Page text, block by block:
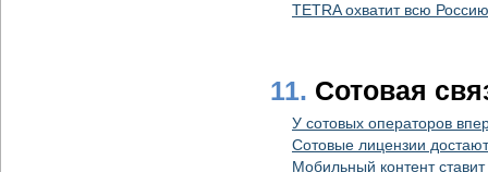
TETRA охватит всю
11. Сотовая
У сотовых операторов
Сотовые лицензии
Мобильный контент